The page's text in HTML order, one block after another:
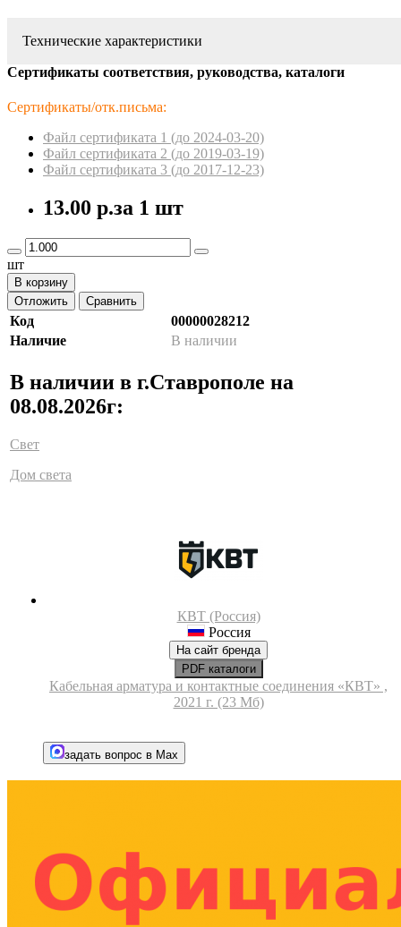
Технические характеристики
Сертификаты соответствия, руководства, каталоги
Сертификаты/отк.письма:
Файл сертификата 1 (до 2024-03-20)
Файл сертификата 2 (до 2019-03-19)
Файл сертификата 3 (до 2017-12-23)
13.00 р.за 1 шт
шт
В корзину
Отложить
Сравнить
Код
00000028212
Наличие
В наличии
В наличии в г.Ставрополе на
08.08.2026г:
Свет
Дом света
КВТ (Россия)
Россия
На сайт бренда
PDF каталоги
Кабельная арматура и контактные соединения «КВТ» ,
2021 г. (23 Мб)
задать вопрос в Max